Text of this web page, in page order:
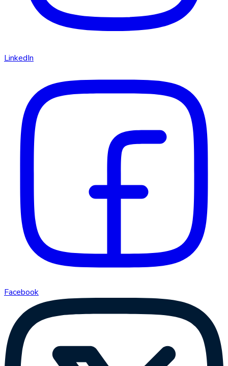
LinkedIn
Facebook